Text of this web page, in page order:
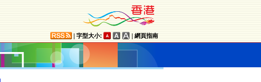
字型大小: 網頁指南